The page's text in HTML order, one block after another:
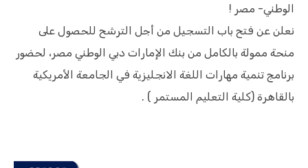
الوطني- مصر !
نعلن عن فتح باب التسجيل من أجل الترشح للحصول على
منحة ممولة بالكامل من بنك الإمارات دبي الوطني مصر، لحضور
برنامج تنمية مهارات اللغة الانجليزية في الجامعة الأمريكية
بالقاهرة (كلية التعليم المستمر ) .